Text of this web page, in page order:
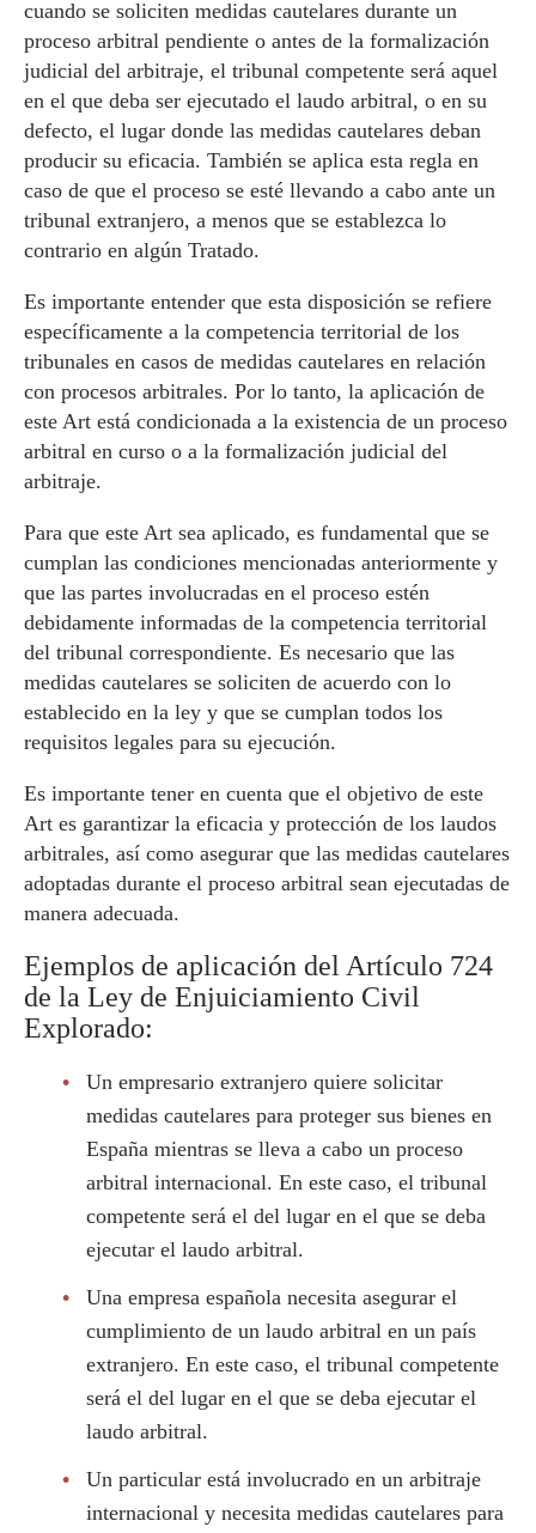
cuando se soliciten medidas cautelares durante un
proceso arbitral pendiente o antes de la formalización
judicial del arbitraje, el tribunal competente será aquel
en el que deba ser ejecutado el laudo arbitral, o en su
defecto, el lugar donde las medidas cautelares deban
producir su eficacia. También se aplica esta regla en
caso de que el proceso se esté llevando a cabo ante un
tribunal extranjero, a menos que se establezca lo
contrario en algún Tratado.
Es importante entender que esta disposición se refiere
específicamente a la competencia territorial de los
tribunales en casos de medidas cautelares en relación
con procesos arbitrales. Por lo tanto, la aplicación de
este Art está condicionada a la existencia de un proceso
arbitral en curso o a la formalización judicial del
arbitraje.
Para que este Art sea aplicado, es fundamental que se
cumplan las condiciones mencionadas anteriormente y
que las partes involucradas en el proceso estén
debidamente informadas de la competencia territorial
del tribunal correspondiente. Es necesario que las
medidas cautelares se soliciten de acuerdo con lo
establecido en la ley y que se cumplan todos los
requisitos legales para su ejecución.
Es importante tener en cuenta que el objetivo de este
Art es garantizar la eficacia y protección de los laudos
arbitrales, así como asegurar que las medidas cautelares
adoptadas durante el proceso arbitral sean ejecutadas de
manera adecuada.
Ejemplos de aplicación del Artículo 724
de la Ley de Enjuiciamiento Civil
Explorado:
Un empresario extranjero quiere solicitar
medidas cautelares para proteger sus bienes en
España mientras se lleva a cabo un proceso
arbitral internacional. En este caso, el tribunal
competente será el del lugar en el que se deba
ejecutar el laudo arbitral.
Una empresa española necesita asegurar el
cumplimiento de un laudo arbitral en un país
extranjero. En este caso, el tribunal competente
será el del lugar en el que se deba ejecutar el
laudo arbitral.
Un particular está involucrado en un arbitraje
internacional y necesita medidas cautelares para